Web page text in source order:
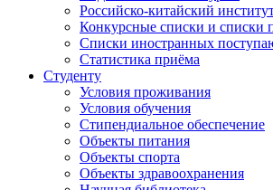
Российско-китайский
Конкурсные списки и списки
Списки иностранных
Статистика приёма
Студенту
Условия проживания
Условия обучения
Стипендиальное обеспечение
Объекты питания
Объекты спорта
Объекты здравоохранения